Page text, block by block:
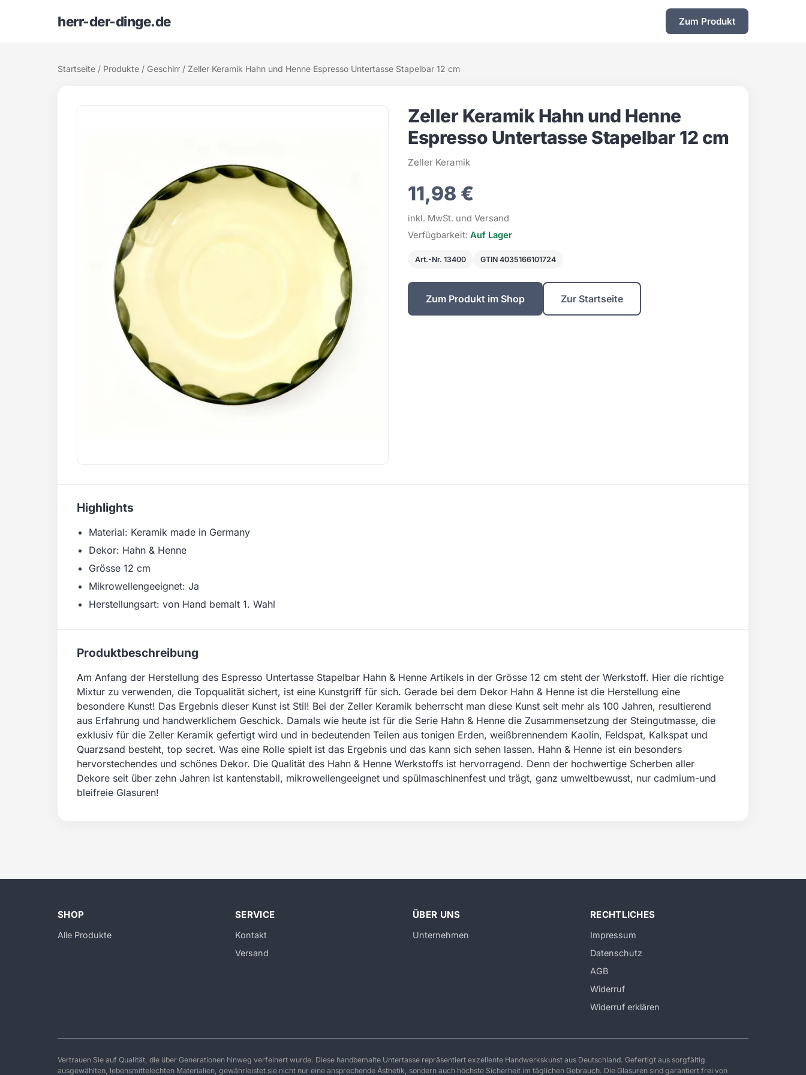
herr-der-dinge.de Zum Produkt
Startseite / Produkte / Geschirr / Zeller Keramik Hahn und Henne Espresso Untertasse Stapelbar 12 cm
Zeller Keramik Hahn und Henne
Espresso Untertasse Stapelbar 12 cm
Zeller Keramik
11,98 €
inkl. MwSt. und Versand
Verfügbarkeit: Auf Lager
Art.-Nr. 13400 GTIN 4035166101724
Zum Produkt im Shop Zur Startseite
Highlights
Material: Keramik made in Germany
Dekor: Hahn & Henne
Grösse 12 cm
Mikrowellengeeignet: Ja
Herstellungsart: von Hand bemalt 1. Wahl
Produktbeschreibung
Am Anfang der Herstellung des Espresso Untertasse Stapelbar Hahn & Henne Artikels in der Grösse 12 cm steht der Werkstoff. Hier die richtige
Mixtur zu verwenden, die Topqualität sichert, ist eine Kunstgriff für sich. Gerade bei dem Dekor Hahn & Henne ist die Herstellung eine
besondere Kunst! Das Ergebnis dieser Kunst ist Stil! Bei der Zeller Keramik beherrscht man diese Kunst seit mehr als 100 Jahren, resultierend
aus Erfahrung und handwerklichem Geschick. Damals wie heute ist für die Serie Hahn & Henne die Zusammensetzung der Steingutmasse, die
exklusiv für die Zeller Keramik gefertigt wird und in bedeutenden Teilen aus tonigen Erden, weißbrennendem Kaolin, Feldspat, Kalkspat und
Quarzsand besteht, top secret. Was eine Rolle spielt ist das Ergebnis und das kann sich sehen lassen. Hahn & Henne ist ein besonders
hervorstechendes und schönes Dekor. Die Qualität des Hahn & Henne Werkstoffs ist hervorragend. Denn der hochwertige Scherben aller
Dekore seit über zehn Jahren ist kantenstabil, mikrowellengeeignet und spülmaschinenfest und trägt, ganz umweltbewusst, nur cadmium-und
bleifreie Glasuren!
SHOP
Alle Produkte
SERVICE
Kontakt
Versand
ÜBER UNS
Unternehmen
RECHTLICHES
Impressum
Datenschutz
AGB
Widerruf
Widerruf erklären
Vertrauen Sie auf Qualität, die über Generationen hinweg verfeinert wurde. Diese handbemalte Untertasse repräsentiert exzellente Handwerkskunst aus Deutschland. Gefertigt aus sorgfältig
ausgewählten, lebensmittelechten Materialien, gewährleistet sie nicht nur eine ansprechende Ästhetik, sondern auch höchste Sicherheit im täglichen Gebrauch. Die Glasuren sind garantiert frei von